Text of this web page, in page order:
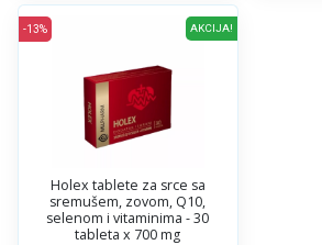
-13% AKCIJA!
Holex tablete za srce sa
sremušem, zovom, Q10,
selenom i vitaminima - 30
tableta x 700 mg